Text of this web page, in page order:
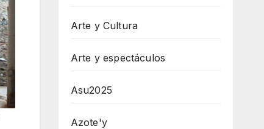
Arte y Cultura
Arte y espectáculos
Asu2025
Azote'y